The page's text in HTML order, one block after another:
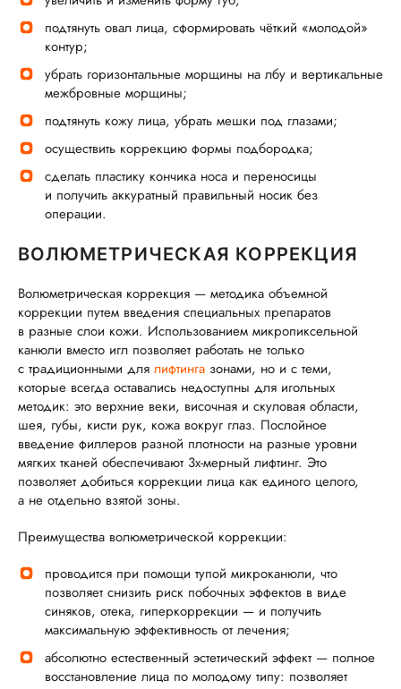
подтянуть овал лица, сформировать чёткий «молодой»
контур;
убрать горизонтальные морщины на лбу и вертикальные
межбровные морщины;
подтянуть кожу лица, убрать мешки под глазами;
осуществить коррекцию формы подбородка;
сделать пластику кончика носа и переносицы
и получить аккуратный правильный носик без
операции.
ВОЛЮМЕТРИЧЕСКАЯ КОРРЕКЦИЯ
Волюметрическая коррекция — методика объемной
коррекции путем введения специальных препаратов
в разные слои кожи. Использованием микропиксельной
канюли вместо игл позволяет работать не только
с традиционными для лифтинга зонами, но и с теми,
которые всегда оставались недоступны для игольных
методик: это верхние веки, височная и скуловая области,
шея, губы, кисти рук, кожа вокруг глаз. Послойное
введение филлеров разной плотности на разные уровни
мягких тканей обеспечивают 3х-мерный лифтинг. Это
позволяет добиться коррекции лица как единого целого,
а не отдельно взятой зоны.
Преимущества волюметрической коррекции:
проводится при помощи тупой микроканюли, что
позволяет снизить риск побочных эффектов в виде
синяков, отека, гиперкоррекции — и получить
максимальную эффективность от лечения;
абсолютно естественный эстетический эффект — полное
восстановление лица по молодому типу: позволяет